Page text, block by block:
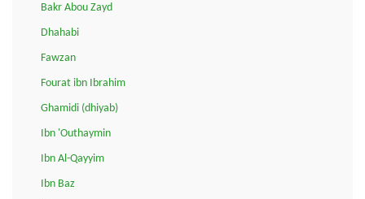
Bakr Abou Zayd
Dhahabi
Fawzan
Fourat ibn Ibrahim
Ghamidi (dhiyab)
Ibn 'Outhaymin
Ibn Al-Qayyim
Ibn Baz